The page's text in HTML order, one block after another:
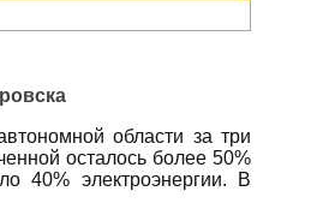
области за три
осталось более 50%
40% электроэнергии. В